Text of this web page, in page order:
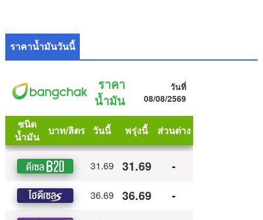
ราคาน้ำมันวันนี้